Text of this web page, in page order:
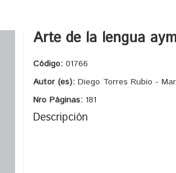
Arte de la lengua
Código: 01766
Autor (es): Diego Torres Rubio -
Nro Páginas: 181
Descripción